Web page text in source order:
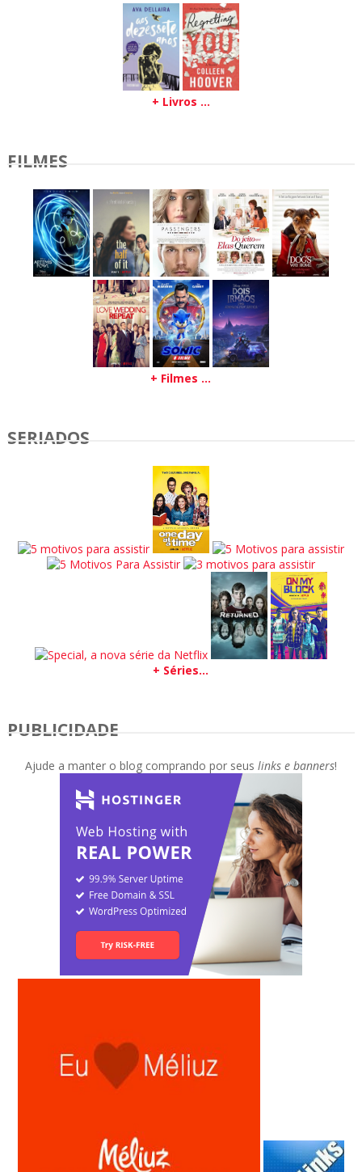
+ Livros ...
FILMES
+ Filmes ...
SERIADOS
+ Séries...
PUBLICIDADE
Ajude a manter o blog comprando por seus links e banners!